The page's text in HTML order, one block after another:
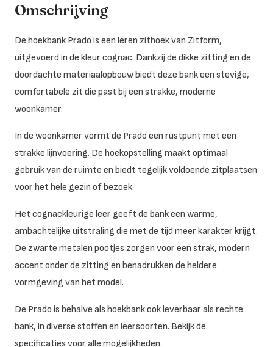
Omschrijving
De hoekbank Prado is een leren zithoek van Zitform,
uitgevoerd in de kleur cognac. Dankzij de dikke zitting en de
doordachte materiaalopbouw biedt deze bank een stevige,
comfortabele zit die past bij een strakke, moderne
woonkamer.
In de woonkamer vormt de Prado een rustpunt met een
strakke lijnvoering. De hoekopstelling maakt optimaal
gebruik van de ruimte en biedt tegelijk voldoende zitplaatsen
voor het hele gezin of bezoek.
Het cognackleurige leer geeft de bank een warme,
ambachtelijke uitstraling die met de tijd meer karakter krijgt.
De zwarte metalen pootjes zorgen voor een strak, modern
accent onder de zitting en benadrukken de heldere
vormgeving van het model.
De Prado is behalve als hoekbank ook leverbaar als rechte
bank, in diverse stoffen en leersoorten. Bekijk de
specificaties voor alle mogelijkheden.